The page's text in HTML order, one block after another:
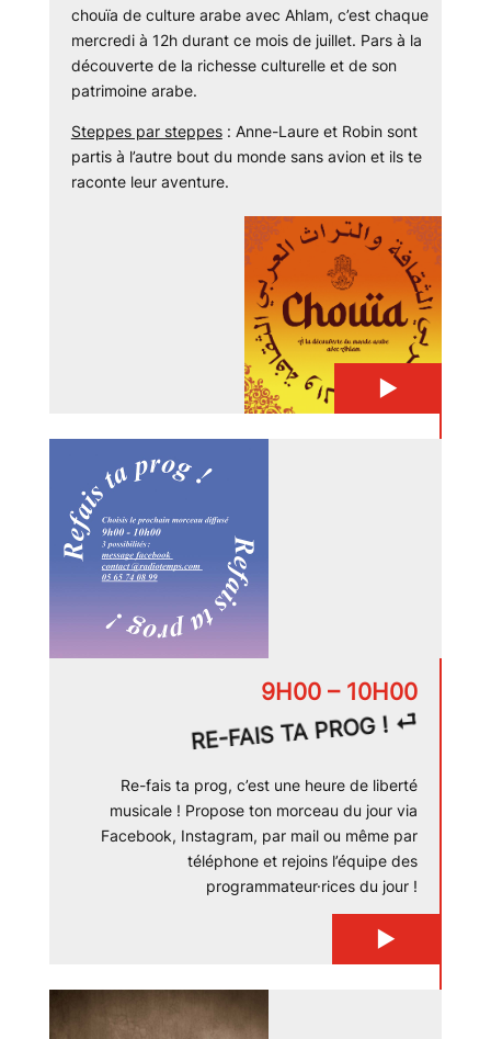
chouïa de culture arabe avec Ahlam, c’est chaque
mercredi à 12h durant ce mois de juillet. Pars à la
découverte de la richesse culturelle et de son
patrimoine arabe.
Steppes par steppes: Anne-Laure et Robin sont
partis à l’autre bout du monde sans avion et ils te
raconte leur aventure.
▶
9H00 – 10H00
RE-FAIS TA PROG ! ⏎
Re-fais ta prog, c’est une heure de liberté
musicale ! Propose ton morceau du jour via
Facebook, Instagram, par mail ou même par
téléphone et rejoins l’équipe des
programmateur·rices du jour !
▶